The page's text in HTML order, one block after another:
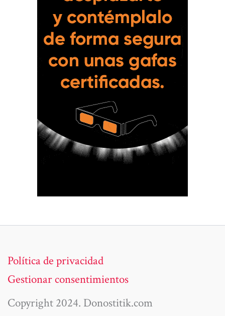
Política de privacidad
Gestionar consentimientos
Copyright 2024. Donostitik.com